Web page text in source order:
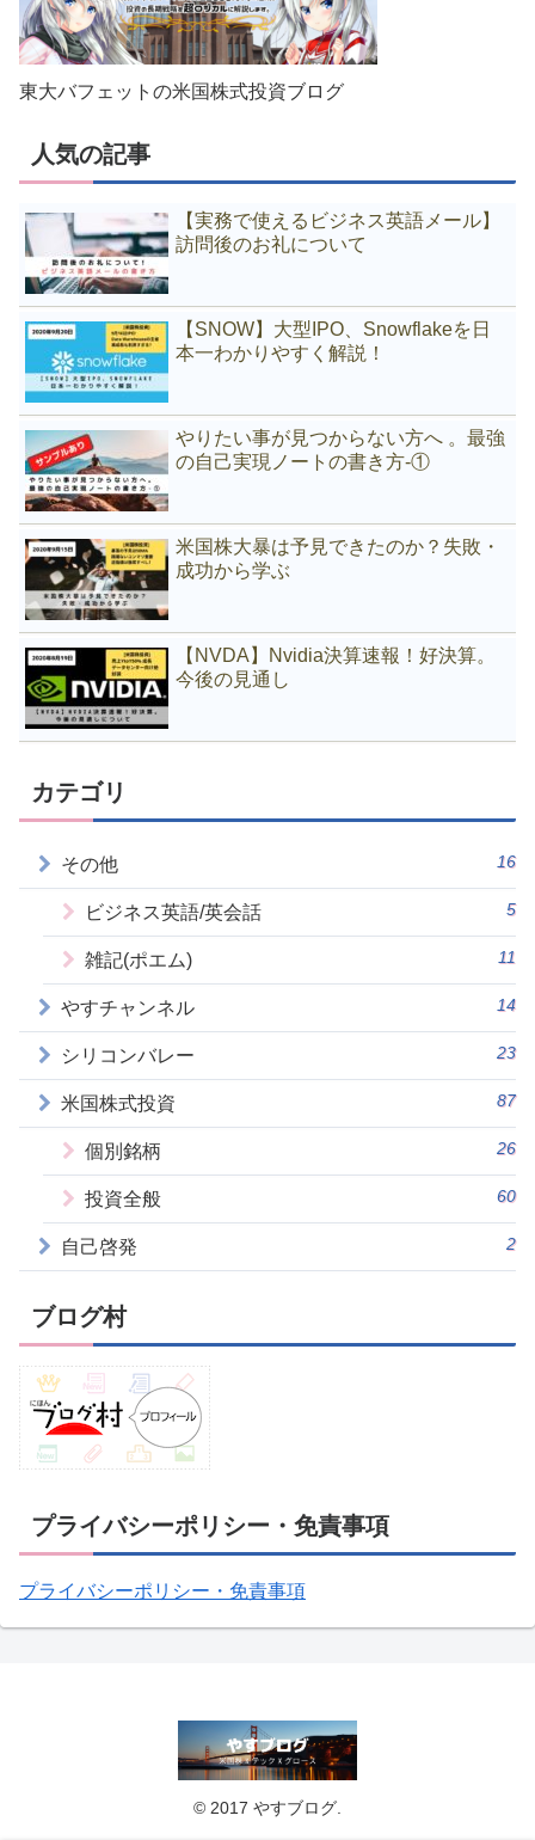
東大バフェットの米国株式投資ブログ
人気の記事
【実務で使えるビジネス英語メール】
訪問後のお礼について
【SNOW】大型IPO、Snowflakeを日
本一わかりやすく解説！
やりたい事が見つからない方へ 。最強
の自己実現ノートの書き方-①
米国株大暴は予見できたのか？失敗・
成功から学ぶ
【NVDA】Nvidia決算速報！好決算。
今後の見通し
カテゴリ
その他 16
ビジネス英語/英会話 5
雑記(ポエム) 11
やすチャンネル 14
シリコンバレー 23
米国株式投資 87
個別銘柄 26
投資全般 60
自己啓発 2
ブログ村
プライバシーポリシー・免責事項
プライバシーポリシー・免責事項
© 2017 やすブログ.